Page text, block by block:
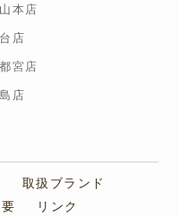
本店
店
宮店
店
取扱ブランド
リンク